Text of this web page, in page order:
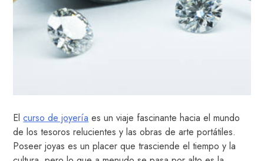
Elcurso de joyería es un viaje fascinante hacia el mundo
de los tesoros relucientes y las obras de arte portátiles.
Poseer joyas es un placer que trasciende el tiempo y la